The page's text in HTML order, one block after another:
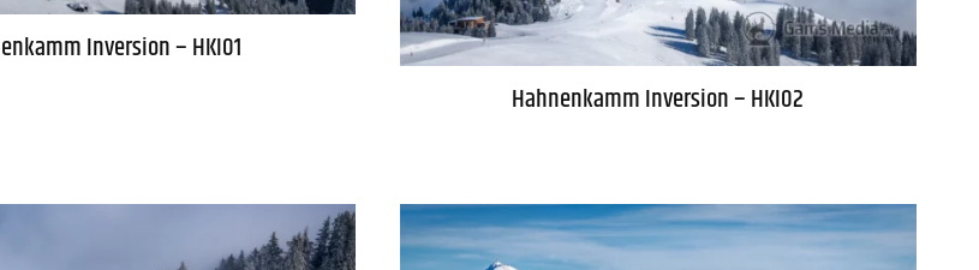
Inversion – HKI01
Hahnenkamm Inversion – HKI02